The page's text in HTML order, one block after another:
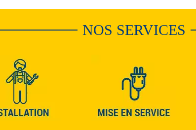
NOS SERVICES